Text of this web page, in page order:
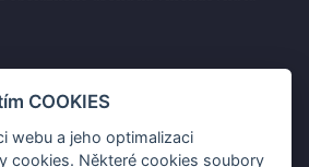
úseku na víkendovku tu
vyhraj s naCOOPkou sekerku Fiskars
COOKIES
webu a jeho optimalizaci
cookies. Některé cookies soubory